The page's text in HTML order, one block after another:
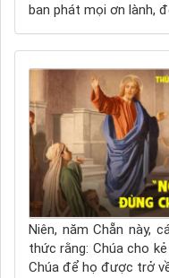
ban phát mọi ơn lành,
Niên, năm Chẵn này,
thức rằng: Chúa cho
Chúa để họ được trở